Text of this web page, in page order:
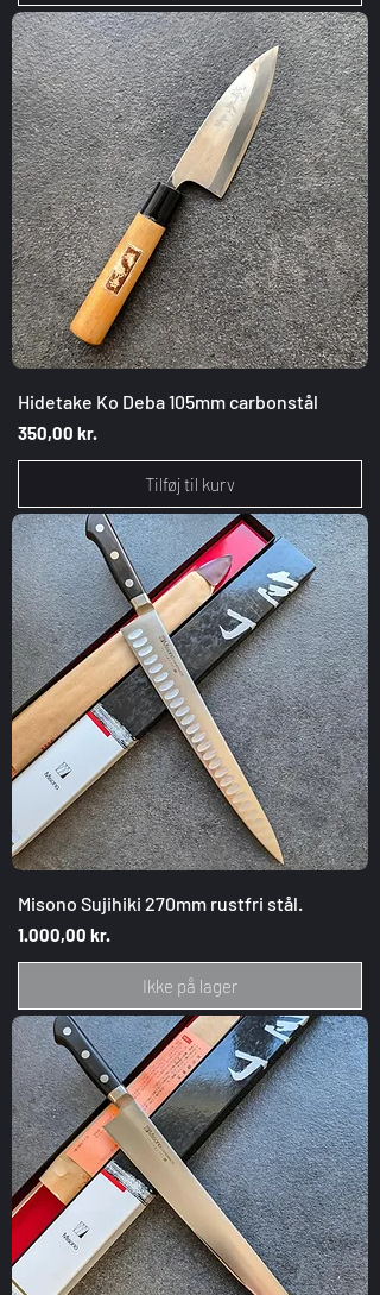
Hidetake Ko Deba 105mm carbonstål
Pris
350,00 kr.
Tilføj til kurv
Misono Sujihiki 270mm rustfri stål.
Pris
1.000,00 kr.
Ikke på lager